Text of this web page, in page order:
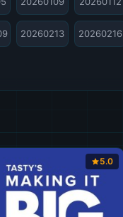
20260213 20260216
5.0